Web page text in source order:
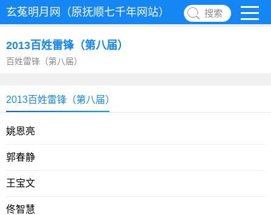
玄菟明月网（原抚顺七千年网站） 搜索
2013百姓雷锋（第八届）
百姓雷锋（第八届）
2013百姓雷锋（第八届）
姚恩亮
郭春静
王宝文
佟智慧